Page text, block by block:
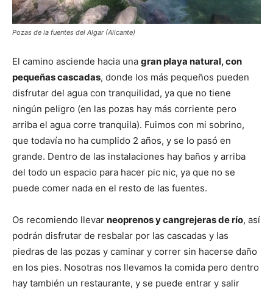
Pozas de la fuentes del Algar (Alicante)
El camino asciende hacia una gran playa natural, con
pequeñas cascadas, donde los más pequeños pueden
disfrutar del agua con tranquilidad, ya que no tiene
ningún peligro (en las pozas hay más corriente pero
arriba el agua corre tranquila). Fuimos con mi sobrino,
que todavía no ha cumplido 2 años, y se lo pasó en
grande. Dentro de las instalaciones hay baños y arriba
del todo un espacio para hacer pic nic, ya que no se
puede comer nada en el resto de las fuentes.
Os recomiendo llevar neoprenos y cangrejeras de río, así
podrán disfrutar de resbalar por las cascadas y las
piedras de las pozas y caminar y correr sin hacerse daño
en los pies. Nosotras nos llevamos la comida pero dentro
hay también un restaurante, y se puede entrar y salir